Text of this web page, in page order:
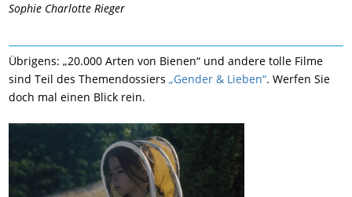
Sophie Charlotte Rieger
Übrigens: „20.000 Arten von Bienen“ und andere tolle Filme
sind Teil des Themendossiers„Gender & Lieben“. Werfen Sie
doch mal einen Blick rein.